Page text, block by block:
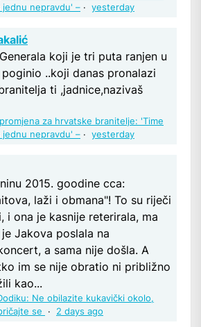
nepravdu' – · yesterday
koji je tri puta ranjen u
..koji danas pronalazi
ti ,jadnice,nazivaš
za hrvatske branitelje: 'Time
nepravdu' – · yesterday
2015. goodine cca:
laži i obmana"! To su riječi
i ona je kasnije reterirala, ma
Jakova poslala na
a sama nije došla. A
im se nije obratio ni približno
kao...
Ne obilazite kukavički okolo,
se
· 2 days ago